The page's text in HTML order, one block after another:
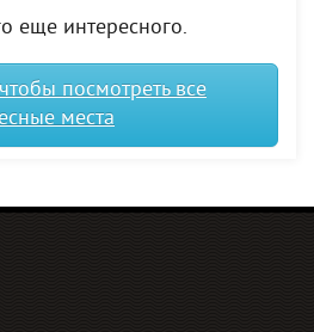
еще интересного.
посмотреть все
места